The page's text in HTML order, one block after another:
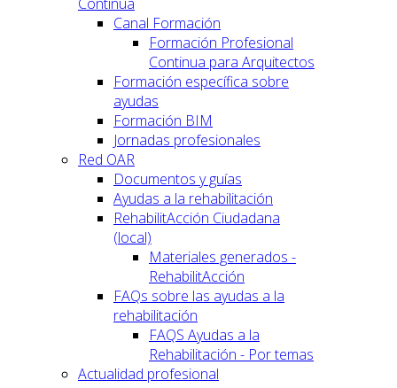
Canal Formación
Formación Profesional
Continua para Arquitectos
Formación específica sobre
ayudas
Formación BIM
Jornadas profesionales
Red OAR
Documentos y guías
Ayudas a la rehabilitación
RehabilitAcción Ciudadana
(local)
Materiales generados -
RehabilitAcción
FAQs sobre las ayudas a la
rehabilitación
FAQS Ayudas a la
Rehabilitación - Por temas
Actualidad profesional